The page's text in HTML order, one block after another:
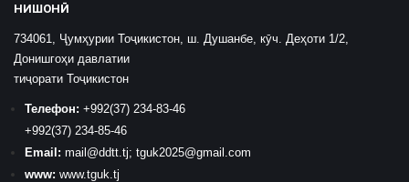
НИШОНӢ
734061, Ҷумҳурии Тоҷикистон, ш. Душанбе, кӯч. Деҳоти 1/2,
Донишгоҳи давлатии
тиҷорати Тоҷикистон
Телефон: +992(37) 234-83-46
+992(37) 234-85-46
Email: mail@ddtt.tj; tguk2025@gmail.com
www: www.tguk.tj